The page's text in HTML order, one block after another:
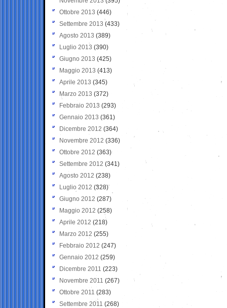
Ottobre 2013 (446)
Settembre 2013 (433)
Agosto 2013 (389)
Luglio 2013 (390)
Giugno 2013 (425)
Maggio 2013 (413)
Aprile 2013 (345)
Marzo 2013 (372)
Febbraio 2013 (293)
Gennaio 2013 (361)
Dicembre 2012 (364)
Novembre 2012 (336)
Ottobre 2012 (363)
Settembre 2012 (341)
Agosto 2012 (238)
Luglio 2012 (328)
Giugno 2012 (287)
Maggio 2012 (258)
Aprile 2012 (218)
Marzo 2012 (255)
Febbraio 2012 (247)
Gennaio 2012 (259)
Dicembre 2011 (223)
Novembre 2011 (267)
Ottobre 2011 (283)
Settembre 2011 (268)